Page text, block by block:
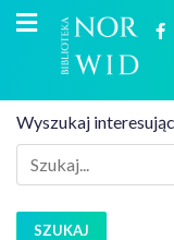
Wyszukaj
SZUKAJ